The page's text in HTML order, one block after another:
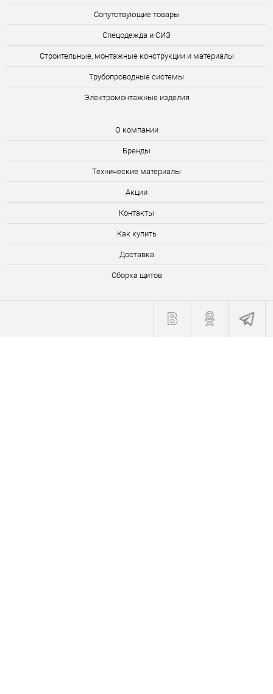
Сопутствующие товары
Спецодежда и СИЗ
Строительные, монтажные конструкции и материалы
Трубопроводные системы
Электромонтажные изделия
О компании
Бренды
Технические материалы
Акции
Контакты
Как купить
Доставка
Сборка щитов